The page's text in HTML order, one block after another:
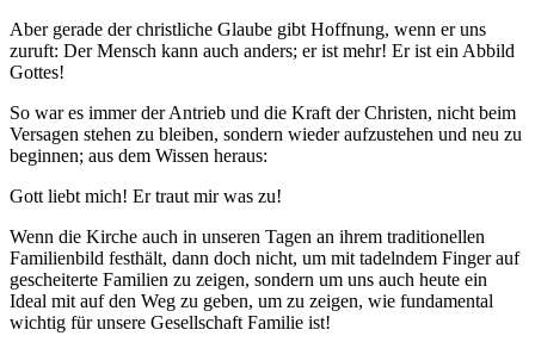
Aber gerade der christliche Glaube gibt Hoffnung, wenn er uns
zuruft: Der Mensch kann auch anders; er ist mehr! Er ist ein Abbild
Gottes!
So war es immer der Antrieb und die Kraft der Christen, nicht beim
Versagen stehen zu bleiben, sondern wieder aufzustehen und neu zu
beginnen; aus dem Wissen heraus:
Gott liebt mich! Er traut mir was zu!
Wenn die Kirche auch in unseren Tagen an ihrem traditionellen
Familienbild festhält, dann doch nicht, um mit tadelndem Finger auf
gescheiterte Familien zu zeigen, sondern um uns auch heute ein
Ideal mit auf den Weg zu geben, um zu zeigen, wie fundamental
wichtig für unsere Gesellschaft Familie ist!